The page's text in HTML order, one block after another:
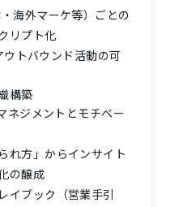
海外マーケ等）ごとの
リプト化
トバウンド活動の可
構築
ネジメントとモチベー
れ方」からインサイト
の醸成
イブック（営業手引